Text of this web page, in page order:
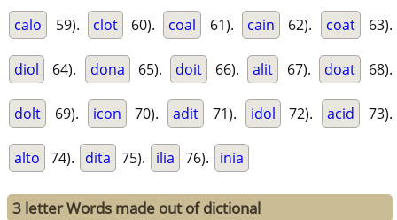
calo 59). clot 60). coal 61). cain 62). coat 63).
diol 64). dona 65). doit 66). alit 67). doat 68).
dolt 69). icon 70). adit 71). idol 72). acid 73).
alto 74). dita 75). ilia 76). inia
3 letter Words made out of dictional